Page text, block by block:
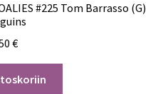
#225 Tom Barrasso (G)
€